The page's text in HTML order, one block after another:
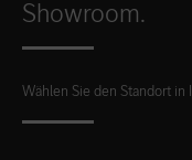
Showroom.
Wählen Sie den Standort in